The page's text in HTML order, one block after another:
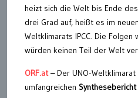
heizt sich die Welt bis Ende
drei Grad auf, heißt es im
Weltklimarats IPCC. Die
würden keinen Teil der Welt
ORF.at–Der UNO-Weltklimarat
umfangreichen Synthesebericht